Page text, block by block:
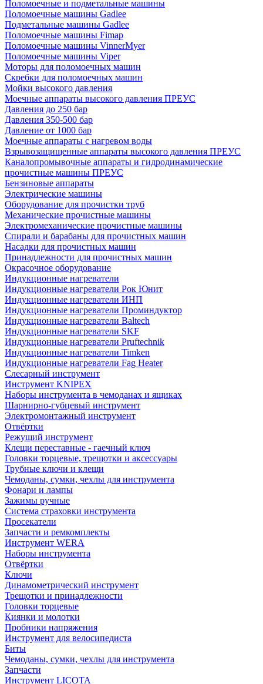
Поломоечные и подметальные машины
Поломоечные машины Gadlee
Подметальные машины Gadlee
Поломоечные машины Fimap
Поломоечные машины VinnerMyer
Поломоечные машины Viper
Моторы для поломоечных машин
Скребки для поломоечных машин
Мойки высокого давления
Моечные аппараты высокого давления ПРЕУС
Давления до 250 бар
Давления 350-500 бар
Давление от 1000 бар
Моечные аппараты с нагревом воды
Взрывозащищенные аппараты высокого давления ПРЕУС
Каналопромывочные аппараты и гидродинамические
прочистные машины ПРЕУС
Бензиновые аппараты
Электрические машины
Оборудование для прочистки труб
Механические прочистные машины
Электромеханические прочистные машины
Спирали и барабаны для прочистных машин
Насадки для прочистных машин
Принадлежности для прочистных машин
Окрасочное оборудование
Индукционные нагреватели
Индукционные нагреватели Рок Юнит
Индукционные нагреватели ИНП
Индукционные нагреватели Проминдуктор
Индукционные нагреватели Baltech
Индукционные нагреватели SKF
Индукционные нагреватели Pruftechnik
Индукционные нагреватели Timken
Индукционные нагреватели Fag Heater
Слесарный инструмент
Инструмент KNIPEX
Наборы инструмента в чемоданах и ящиках
Шарнирно-губцевый инструмент
Электромонтажный инструмент
Отвёртки
Режущий инструмент
Клещи переставные - гаечный ключ
Головки торцевые, трещотки и аксессуары
Трубные ключи и клещи
Чемоданы, сумки, чехлы для инструмента
Фонари и лампы
Зажимы ручные
Система страховки инструмента
Просекатели
Запчасти и ремкомплекты
Инструмент WERA
Наборы инструмента
Отвёртки
Ключи
Динамометрический инструмент
Трещотки и принадлежности
Головки торцевые
Киянки и молотки
Пробники напряжения
Инструмент для велосипедиста
Биты
Чемоданы, сумки, чехлы для инструмента
Запчасти
Инструмент LICOTA